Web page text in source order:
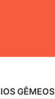
GÊMEOS